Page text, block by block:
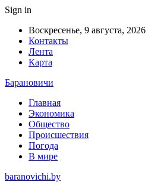
Sign in
Воскресенье, 9 августа, 2026
Контакты
Лента
Карта
Барановичи
Главная
Экономика
Общество
Происшествия
Погода
В мире
baranovichi.by